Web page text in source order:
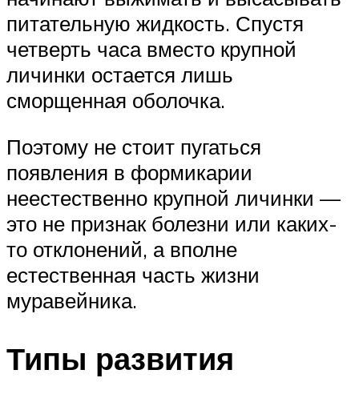
питательную жидкость. Спустя
четверть часа вместо крупной
личинки остается лишь
сморщенная оболочка.
Поэтому не стоит пугаться
появления в формикарии
неестественно крупной личинки —
это не признак болезни или каких-
то отклонений, а вполне
естественная часть жизни
муравейника.
Типы развития